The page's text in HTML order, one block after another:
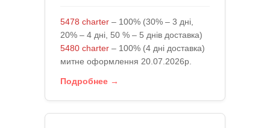
5478 charter – 100% (30% – 3 дні,
20% – 4 дні, 50 % – 5 днів доставка)
5480 charter – 100% (4 дні доставка)
митне оформлення 20.07.2026р.
Подробнее →